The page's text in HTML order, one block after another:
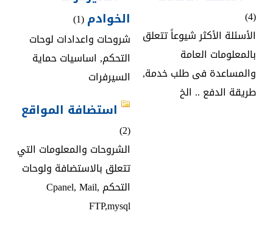
(4)
الأسئلة الأكثر شيوعاً تتعلق
بالمعلومات العامة
والمساعدة فى طلب خدمة,
طريقة الدفع .. الخ
الخوادم(1)
شروحات واعدادات لوحات
التحكم, اساسيات حماية
السيرفرات
استضافة المواقع
(2)
الشروحات والمعلومات التي
تتعلق بالاستضافة ولوحات
التحكم Cpanel, Mail,
FTP,mysql